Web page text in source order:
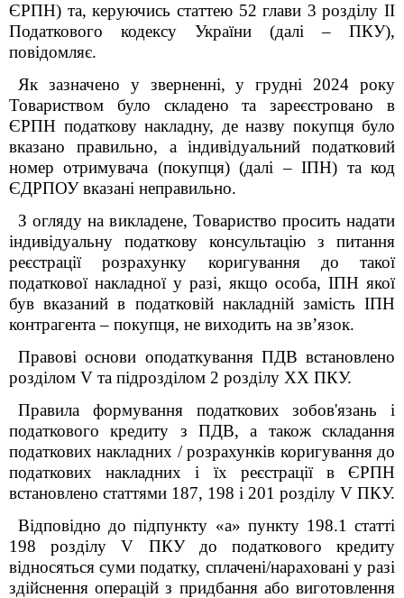
ЄРПН) та, керуючись статтею 52 глави 3 розділу ІІ
Податкового кодексу України (далі – ПКУ),
повідомляє.
Як зазначено у зверненні, у грудні 2024 року
Товариством було складено та зареєстровано в
ЄРПН податкову накладну, де назву покупця було
вказано правильно, а індивідуальний податковий
номер отримувача (покупця) (далі – ІПН) та код
ЄДРПОУ вказані неправильно.
З огляду на викладене, Товариство просить надати
індивідуальну податкову консультацію з питання
реєстрації розрахунку коригування до такої
податкової накладної у разі, якщо особа, ІПН якої
був вказаний в податковій накладній замість ІПН
контрагента – покупця, не виходить на зв’язок.
Правові основи оподаткування ПДВ встановлено
розділом V та підрозділом 2 розділу XX ПКУ.
Правила формування податкових зобов'язань і
податкового кредиту з ПДВ, а також складання
податкових накладних / розрахунків коригування до
податкових накладних і їх реєстрації в ЄРПН
встановлено статтями 187, 198 і 201 розділу V ПКУ.
Відповідно до підпункту «а» пункту 198.1 статті
198 розділу V ПКУ до податкового кредиту
відносяться суми податку, сплачені/нараховані у разі
здійснення операцій з придбання або виготовлення